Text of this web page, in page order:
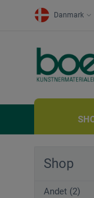
Danmark
Shop
Andet (2)